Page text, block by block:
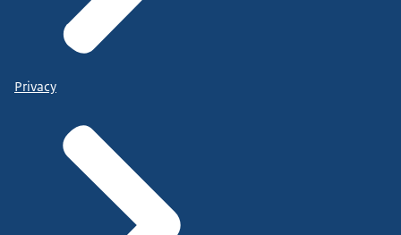
Privacy